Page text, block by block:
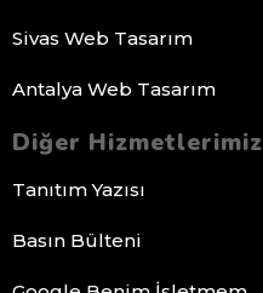
Sivas Web Tasarım
Antalya Web Tasarım
Diğer Hizmetlerimiz
Tanıtım Yazısı
Basın Bülteni